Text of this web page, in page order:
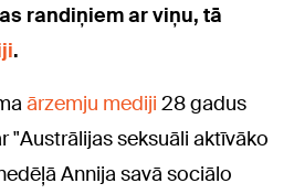
randiņiem ar viņu, tā
.
ārzemju mediji 28 gadus
"Austrālijas seksuāli aktīvāko
Annija savā sociālo